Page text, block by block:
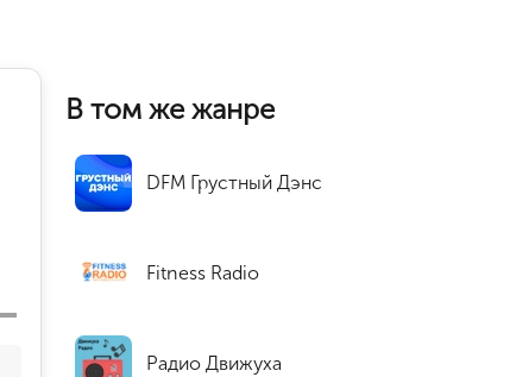
В том же жанре
DFM Грустный Дэнс
Fitness Radio
Радио Движуха